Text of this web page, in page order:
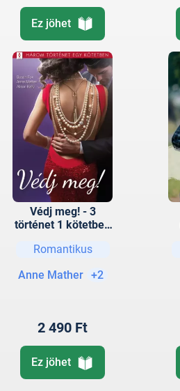
Ez jöhet
Védj meg! - 3
történet 1 kötetben
Élő céltábla,
Romantikus
Anne Mather
+2
2 490 Ft
Ez jöhet